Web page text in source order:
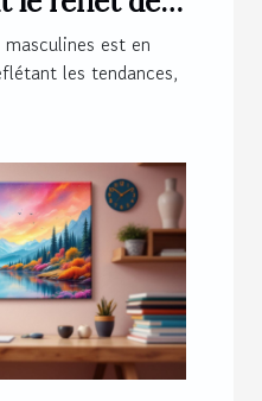
?
est en
les tendances,